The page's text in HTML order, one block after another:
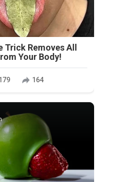
Trick Removes All
Your Body!
164